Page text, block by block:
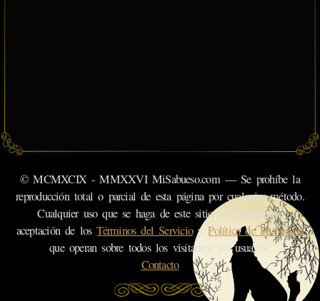
© MCMXCIX - MMXXVI MiSabueso.com — Se prohíbe la
reproducción total o parcial de esta página por cualquier método.
Cualquier uso que se haga de este sitio web constituye
aceptación de losTérminos del ServicioyPolítica de Privacidad
que operan sobre todos los visitantes y/o usuarios.
Contacto